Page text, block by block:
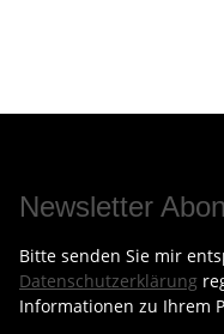
Newsletter
Bitte senden Sie mir
Datenschutzerklärung
Informationen zu Ihrem